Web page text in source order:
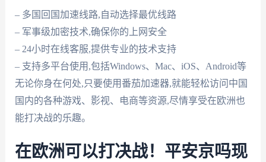
– 多国回国加速线路,自动选择最优线路
– 军事级加密技术,确保你的上网安全
– 24小时在线客服,提供专业的技术支持
– 支持多平台使用,包括Windows、Mac、iOS、Android等
无论你身在何处,只要使用番茄加速器,就能轻松访问中国
国内的各种游戏、影视、电商等资源,尽情享受在欧洲也
能打决战的乐趣。
在欧洲可以打决战！平安京吗现